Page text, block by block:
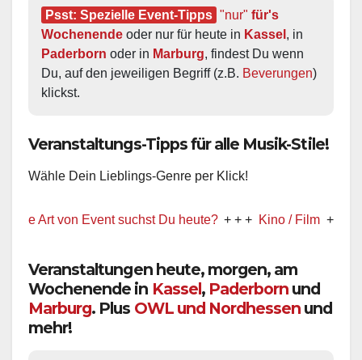
Psst: Spezielle Event-Tipps "nur" für's
Wochenende oder nur für heute in Kassel
Paderborn oder in Marburg, findest Du wenn
Du, auf den jeweiligen Begriff (z.B. Beverungen)
klickst.
Veranstaltungs-Tipps für alle Musik-Stile!
Wähle Dein Lieblings-Genre per Klick!
von Event suchst Du heute? + + + Kino / Film + + + Ww
Veranstaltungen heute, morgen, am
Wochenende in Kassel, Paderborn und
Marburg. Plus OWL und Nordhessen und
mehr!